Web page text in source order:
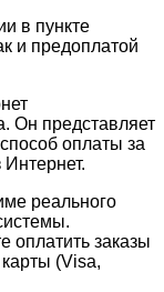
в пункте
и предоплатой
Он представляет
оплаты за
реального
оплатить заказы
(Visa,